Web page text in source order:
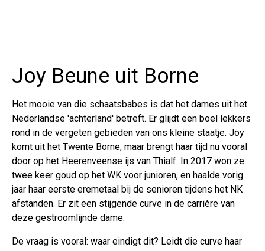
Joy Beune uit Borne
Het mooie van die schaatsbabes is dat het dames uit het
Nederlandse 'achterland' betreft. Er glijdt een boel lekkers
rond in de vergeten gebieden van ons kleine staatje. Joy
komt uit het Twente Borne, maar brengt haar tijd nu vooral
door op het Heerenveense ijs van Thialf. In 2017 won ze
twee keer goud op het WK voor junioren, en haalde vorig
jaar haar eerste eremetaal bij de senioren tijdens het NK
afstanden. Er zit een stijgende curve in de carrière van
deze gestroomlijnde dame.
De vraag is vooral: waar eindigt dit? Leidt die curve haar